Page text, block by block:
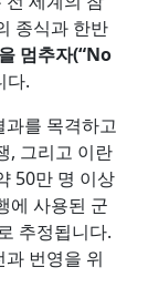
종식과 한반
멈추자(“No
다.
를 목격하고
, 그리고 이란
50만 명 이상
에 사용된 군
추정됩니다.
번영을 위